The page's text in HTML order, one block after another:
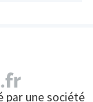
par une société